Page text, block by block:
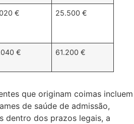
€ 25.500 €
€ 61.200 €
que originam coimas incluem
de saúde de admissão,
dentro dos prazos legais, a